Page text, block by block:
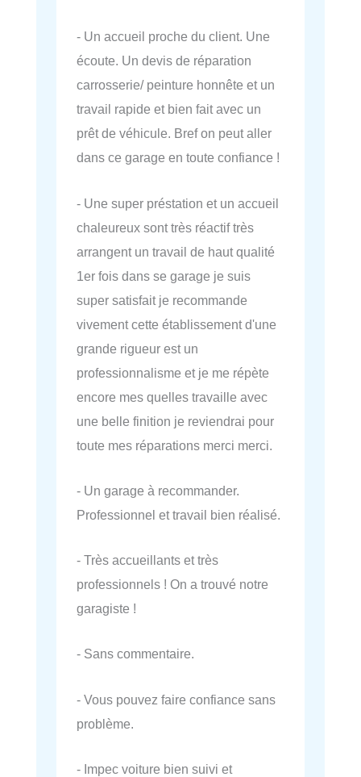
- Un accueil proche du client. Une
écoute. Un devis de réparation
carrosserie/ peinture honnête et un
travail rapide et bien fait avec un
prêt de véhicule. Bref on peut aller
dans ce garage en toute confiance !
- Une super préstation et un accueil
chaleureux sont très réactif très
arrangent un travail de haut qualité
1er fois dans se garage je suis
super satisfait je recommande
vivement cette établissement d'une
grande rigueur est un
professionnalisme et je me répète
encore mes quelles travaille avec
une belle finition je reviendrai pour
toute mes réparations merci merci.
- Un garage à recommander.
Professionnel et travail bien réalisé.
- Très accueillants et très
professionnels ! On a trouvé notre
garagiste !
- Sans commentaire.
- Vous pouvez faire confiance sans
problème.
- Impec voiture bien suivi et